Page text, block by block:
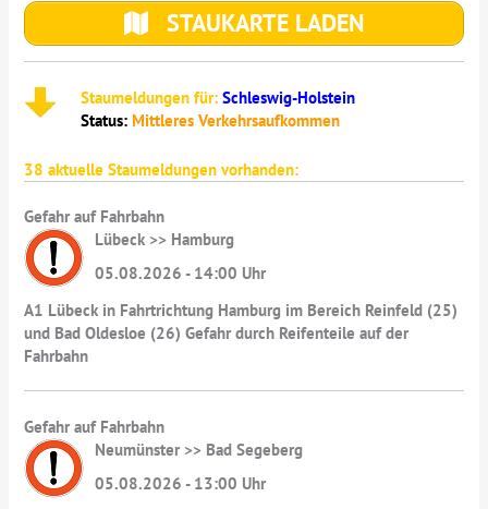
STAUKARTE LADEN
Staumeldungen für:Schleswig-Holstein
Status: Mittleres Verkehrsaufkommen
38 aktuelle Staumeldungen vorhanden:
Gefahr auf Fahrbahn
Lübeck >> Hamburg
05.08.2026 - 14:00 Uhr
A1 Lübeck in Fahrtrichtung Hamburg im Bereich Reinfeld (25)
und Bad Oldesloe (26) Gefahr durch Reifenteile auf der
Fahrbahn
Gefahr auf Fahrbahn
Neumünster >> Bad Segeberg
05.08.2026 - 13:00 Uhr